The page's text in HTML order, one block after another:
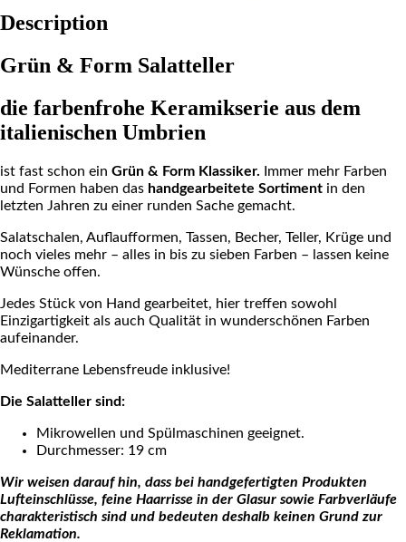
Description
Grün & Form Salatteller
die farbenfrohe Keramikserie aus dem
italienischen Umbrien
ist fast schon ein Grün & Form Klassiker. Immer mehr Farben
und Formen haben das handgearbeitete Sortiment in den
letzten Jahren zu einer runden Sache gemacht.
Salatschalen, Auflaufformen, Tassen, Becher, Teller, Krüge und
noch vieles mehr – alles in bis zu sieben Farben – lassen keine
Wünsche offen.
Jedes Stück von Hand gearbeitet, hier treffen sowohl
Einzigartigkeit als auch Qualität in wunderschönen Farben
aufeinander.
Mediterrane Lebensfreude inklusive!
Die Salatteller sind:
Mikrowellen und Spülmaschinen geeignet.
Durchmesser: 19 cm
Wir weisen darauf hin, dass bei handgefertigten Produkten
Lufteinschlüsse, feine Haarrisse in der Glasur sowie Farbverläufe
charakteristisch sind und bedeuten deshalb keinen Grund zur
Reklamation.